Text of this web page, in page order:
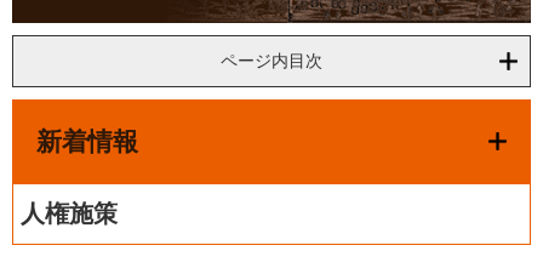
本
ページ内目次
新着情報
人権施策